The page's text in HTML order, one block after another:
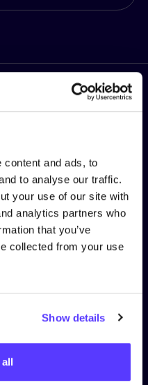
content and ads, to
to analyse our traffic.
your use of our site with
analytics partners who
that you’ve
collected from your use
Show details